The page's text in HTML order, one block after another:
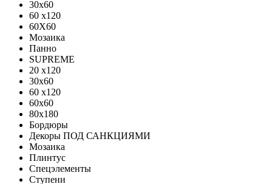
30х60
60 x120
60X60
Мозаика
Панно
SUPREME
20 x120
30x60
60 x120
60x60
80x180
Бордюры
Декоры ПОД САНКЦИЯМИ
Мозаика
Плинтус
Спецэлементы
Ступени